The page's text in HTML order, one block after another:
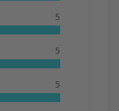
5
5
5